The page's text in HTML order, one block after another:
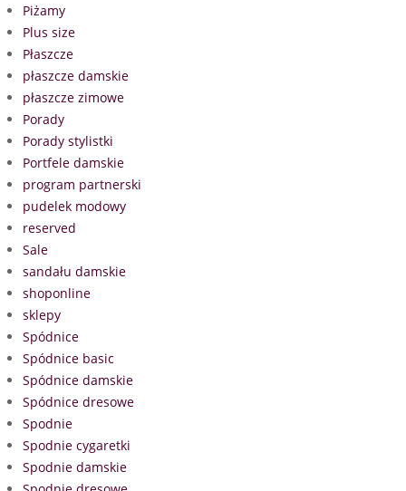
Piżamy
Plus size
Płaszcze
płaszcze damskie
płaszcze zimowe
Porady
Porady stylistki
Portfele damskie
program partnerski
pudelek modowy
reserved
Sale
sandału damskie
shoponline
sklepy
Spódnice
Spódnice basic
Spódnice damskie
Spódnice dresowe
Spodnie
Spodnie cygaretki
Spodnie damskie